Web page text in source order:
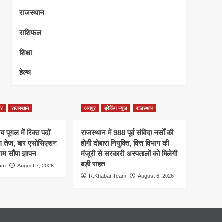
राजस्थान
राशिफल
शिक्षा
हेल्थ
राजस्थान
पूगल में रिक्त पदों
तेज, बार एसोसिएशन
सौंपा ज्ञापन
August 7, 2026
जयपुर ब्रेकिंग न्यूज राजस्थान
राजस्थान में 988 पूर्व संविदा नर्सों की
होगी दोबारा नियुक्ति, वित्त विभाग की
मंजूरी से सरकारी अस्पतालों को मिलेगी
बड़ी राहत
R.Khabar Team August 6, 2026